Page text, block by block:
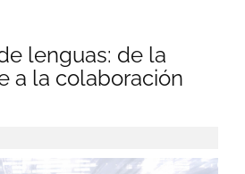
lenguas: de la
a la colaboración